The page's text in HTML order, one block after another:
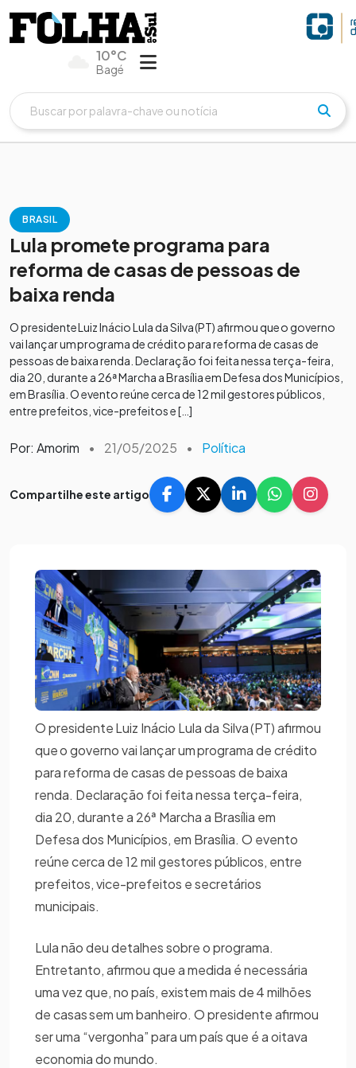
10°C
Bagé
BRASIL
Lula promete programa para
reforma de casas de pessoas de
baixa renda
O presidente Luiz Inácio Lula da Silva (PT) afirmou que o governo
vai lançar um programa de crédito para reforma de casas de
pessoas de baixa renda. Declaração foi feita nessa terça-feira,
dia 20, durante a 26ª Marcha a Brasília em Defesa dos Municípios,
em Brasília. O evento reúne cerca de 12 mil gestores públicos,
entre prefeitos, vice-prefeitos e […]
Por: Amorim • 21/05/2025 • Política
Compartilhe este artigo
O presidente Luiz Inácio Lula da Silva (PT) afirmou
que o governo vai lançar um programa de crédito
para reforma de casas de pessoas de baixa
renda. Declaração foi feita nessa terça-feira,
dia 20, durante a 26ª Marcha a Brasília em
Defesa dos Municípios, em Brasília. O evento
reúne cerca de 12 mil gestores públicos, entre
prefeitos, vice-prefeitos e secretários
municipais.
Lula não deu detalhes sobre o programa.
Entretanto, afirmou que a medida é necessária
uma vez que, no país, existem mais de 4 milhões
de casas sem um banheiro. O presidente afirmou
ser uma “vergonha” para um país que é a oitava
economia do mundo.